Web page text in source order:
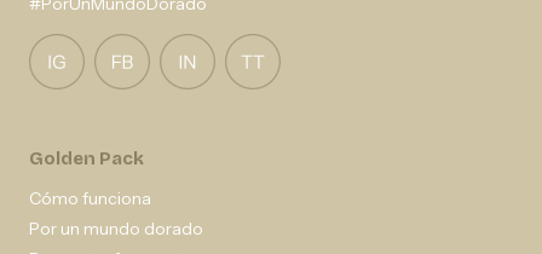
Golden Pack
Cómo funciona
Por un mundo dorado